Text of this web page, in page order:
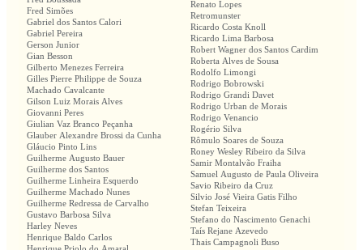
Fred Simões
Gabriel dos Santos Calori
Gabriel Pereira
Gerson Junior
Gian Besson
Gilberto Menezes Ferreira
Gilles Pierre Philippe de Souza
Machado Cavalcante
Gilson Luiz Morais Alves
Giovanni Peres
Giulian Vaz Branco Peçanha
Glauber Alexandre Brossi da Cunha
Gláucio Pinto Lins
Guilherme Augusto Bauer
Guilherme dos Santos
Guilherme Linheira Esquerdo
Guilherme Machado Nunes
Guilherme Redressa de Carvalho
Gustavo Barbosa Silva
Harley Neves
Henrique Baldo Carlos
Renato Lopes
Retromunster
Ricardo Costa Knoll
Ricardo Lima Barbosa
Robert Wagner dos Santos Cardim
Roberta Alves de Sousa
Rodolfo Limongi
Rodrigo Bobrowski
Rodrigo Grandi Davet
Rodrigo Urban de Morais
Rodrigo Venancio
Rogério Silva
Rômulo Soares de Souza
Roney Wesley Ribeiro da Silva
Samir Montalvão Fraiha
Samuel Augusto de Paula Oliveira
Savio Ribeiro da Cruz
Silvio José Vieira Gatis Filho
Stefan Teixeira
Stefano do Nascimento Genachi
Taís Rejane Azevedo
Thais Campagnoli Buso